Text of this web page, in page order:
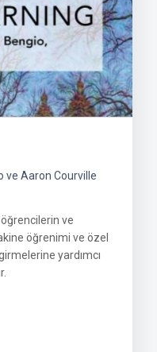
ve Aaron Courville
ve
öğrenimi ve özel
yardımcı